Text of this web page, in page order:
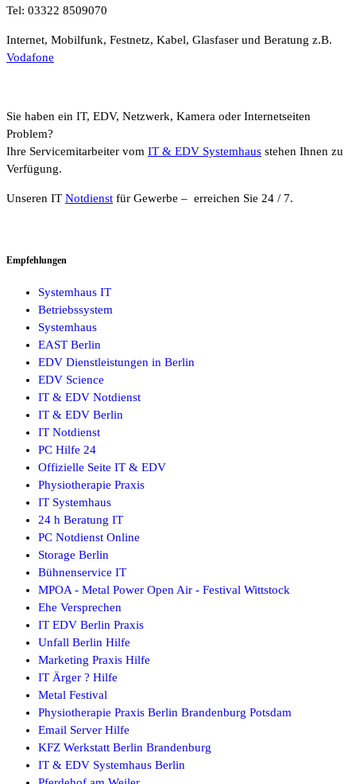
Tel: 03322 8509070
Internet, Mobilfunk, Festnetz, Kabel, Glasfaser und Beratung z.B.
Vodafone
Sie haben ein IT, EDV, Netzwerk, Kamera oder Internetseiten
Problem?
Ihre Servicemitarbeiter vom IT & EDV Systemhaus stehen Ihnen zu
Verfügung.
Unseren IT Notdienst für Gewerbe – erreichen Sie 24 / 7.
Empfehlungen
Systemhaus IT
Betriebssystem
Systemhaus
EAST Berlin
EDV Dienstleistungen in Berlin
EDV Science
IT & EDV Notdienst
IT & EDV Berlin
IT Notdienst
PC Hilfe 24
Offizielle Seite IT & EDV
Physiotherapie Praxis
IT Systemhaus
24 h Beratung IT
PC Notdienst Online
Storage Berlin
Bühnenservice IT
MPOA - Metal Power Open Air - Festival Wittstock
Ehe Versprechen
IT EDV Berlin Praxis
Unfall Berlin Hilfe
Marketing Praxis Hilfe
IT Ärger ? Hilfe
Metal Festival
Physiotherapie Praxis Berlin Brandenburg Potsdam
Email Server Hilfe
KFZ Werkstatt Berlin Brandenburg
IT & EDV Systemhaus Berlin